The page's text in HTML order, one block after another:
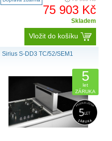
zajíždění/časovač/au..
75 903 Kč
Skladem
Vložit do košíku
Sirius S-DD3 TC/52/SEM1
5
let
ZÁRUKA